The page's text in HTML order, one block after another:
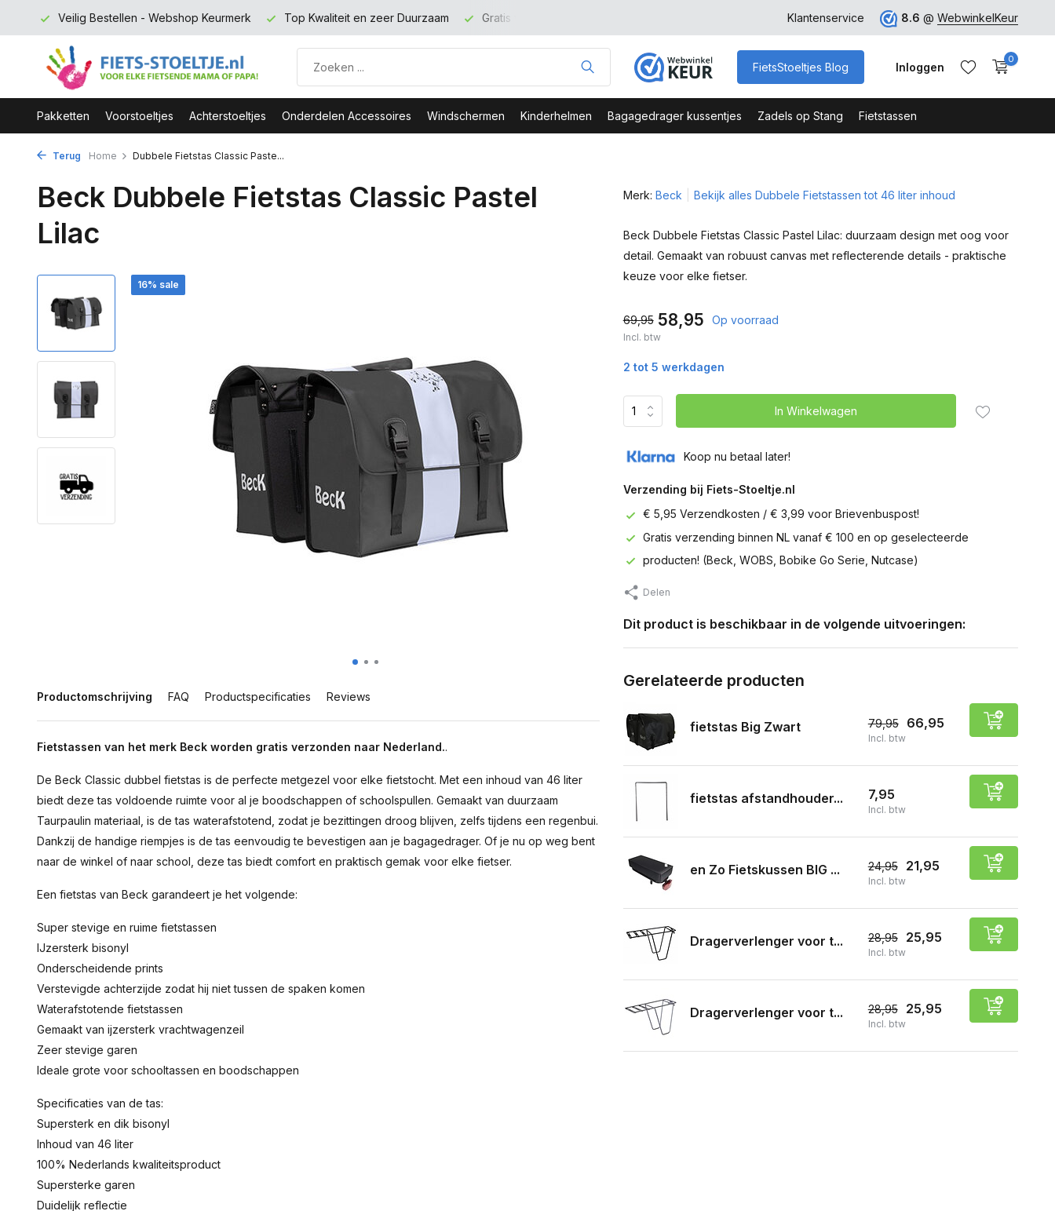
Veilig Bestellen - Webshop Keurmerk Top Kwaliteit en zeer Duurzaam Gratis verzending binnen NL vanaf 100 euro Veilig Bestellen - Webshop Keurmerk
Klantenservice 8.6 @ WebwinkelKeur
FietsStoeltjes Blog Inloggen
0
Pakketten Voorstoeltjes Achterstoeltjes Onderdelen Accessoires Windschermen Kinderhelmen Bagagedrager kussentjes Zadels op Stang Fietstassen
Terug Home Dubbele Fietstas Classic Paste...
Beck Dubbele Fietstas Classic Pastel
Lilac
16% sale
Productomschrijving FAQ Productspecificaties Reviews
Fietstassen van het merk Beck worden gratis verzonden naar Nederland..
De Beck Classic dubbel fietstas is de perfecte metgezel voor elke fietstocht. Met een inhoud van 46 liter
biedt deze tas voldoende ruimte voor al je boodschappen of schoolspullen. Gemaakt van duurzaam
Taurpaulin materiaal, is de tas waterafstotend, zodat je bezittingen droog blijven, zelfs tijdens een regenbui.
Dankzij de handige riempjes is de tas eenvoudig te bevestigen aan je bagagedrager. Of je nu op weg bent
naar de winkel of naar school, deze tas biedt comfort en praktisch gemak voor elke fietser.
Een fietstas van Beck garandeert je het volgende:
Super stevige en ruime fietstassen
IJzersterk bisonyl
Onderscheidende prints
Verstevigde achterzijde zodat hij niet tussen de spaken komen
Waterafstotende fietstassen
Gemaakt van ijzersterk vrachtwagenzeil
Zeer stevige garen
Ideale grote voor schooltassen en boodschappen
Specificaties van de tas:
Supersterk en dik bisonyl
Inhoud van 46 liter
100% Nederlands kwaliteitsproduct
Supersterke garen
Duidelijk reflectie
Merk: Beck Bekijk alles Dubbele Fietstassen tot 46 liter inhoud
Beck Dubbele Fietstas Classic Pastel Lilac: duurzaam design met oog voor
detail. Gemaakt van robuust canvas met reflecterende details - praktische
keuze voor elke fietser.
69,95 58,95 Op voorraad
Incl. btw
2 tot 5 werkdagen
In Winkelwagen
Koop nu betaal later!
Verzending bij Fiets-Stoeltje.nl
€ 5,95 Verzendkosten / € 3,99 voor Brievenbuspost!
Gratis verzending binnen NL vanaf € 100 en op geselecteerde
producten! (Beck, WOBS, Bobike Go Serie, Nutcase)
Delen
Dit product is beschikbaar in de volgende uitvoeringen:
Gerelateerde producten
fietstas Big Zwart 79,95 66,95
Incl. btw
fietstas afstandhouder... 7,95
Incl. btw
en Zo Fietskussen BIG ... 24,95 21,95
Incl. btw
Dragerverlenger voor t... 28,95 25,95
Incl. btw
Dragerverlenger voor t... 28,95 25,95
Incl. btw